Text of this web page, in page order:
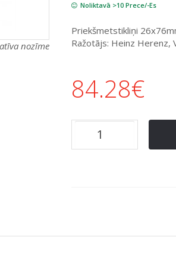
nozīme
Noliktavā >10 Prece/-Es
Priekšmetstikliņi
Ražotājs: Heinz Herenz,
84.28€